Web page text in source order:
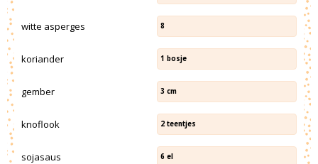
witte asperges 8
koriander 1 bosje
gember 3 cm
knoflook 2 teentjes
sojasaus 6 el